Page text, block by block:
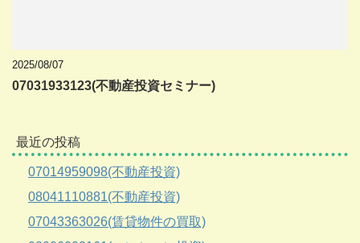
2025/08/07
07031933123(不動産投資セミナー)
最近の投稿
07014959098(不動産投資)
08041110881(不動産投資)
07043363026(賃貸物件の買取)